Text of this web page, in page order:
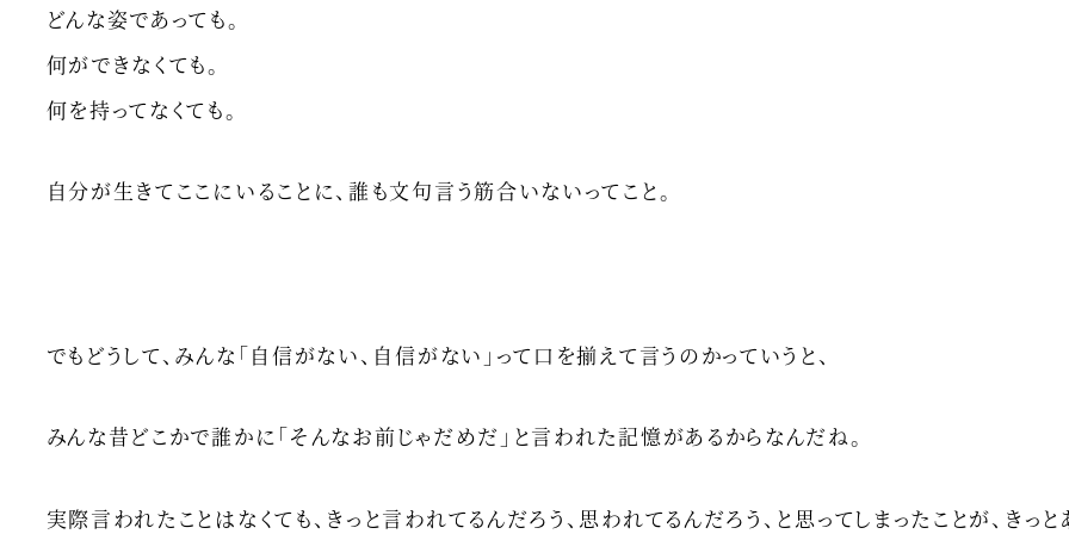
どんな姿であっても。
何ができなくても。
何を持ってなくても。
自分が生きてここにいることに、誰も文句言う筋合いないってこと。
でもどうして、みんな「自信がない、自信がない」って口を揃えて言うのかっていうと、
みんな昔どこかで誰かに「そんなお前じゃだめだ」と言われた記憶があるからなんだね。
実際言われたことはなくても、きっと言われてるんだろう、思われてるんだろう、と思ってしまったことが、きっと